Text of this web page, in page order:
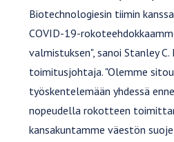
Biotechnologiesin tiimin
COVID-19-
valmistuksen", sanoi Stanley C.
toimitusjohtaja. "Olemme
työskentelemään yhdessä
nopeudella rokotteen
kansakuntamme väestön